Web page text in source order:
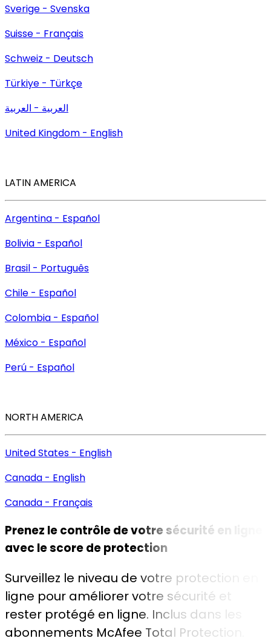
Sverige - Svenska
Suisse - Français
Schweiz - Deutsch
Türkiye - Türkçe
العربية - العربية
United Kingdom - English
LATIN AMERICA
Argentina - Español
Bolivia - Español
Brasil - Português
Chile - Español
Colombia - Español
México - Español
Perú - Español
NORTH AMERICA
United States - English
Canada - English
Canada - Français
Prenez le contrôle de votre sécurité en ligne
avec lescore de protection
Surveillez le niveau de votre protection en
ligne pour améliorer votre sécurité et
rester protégé en ligne. Inclus dans les
abonnements McAfee Total Protection.